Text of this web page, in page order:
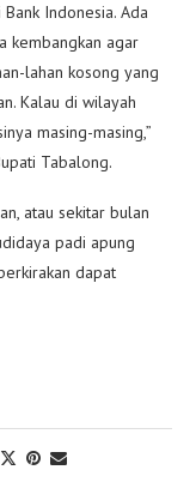
Indonesia. Ada
kembangkan agar
lahan kosong yang
Kalau di wilayah
masing-masing,”
Tabalong.
atau sekitar bulan
padi apung
dapat